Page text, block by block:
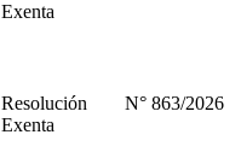
Exenta
Resolución
Exenta
N° 863/2026